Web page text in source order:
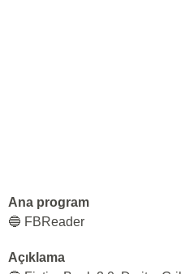
Ana program
🔵 FBReader
Açıklama